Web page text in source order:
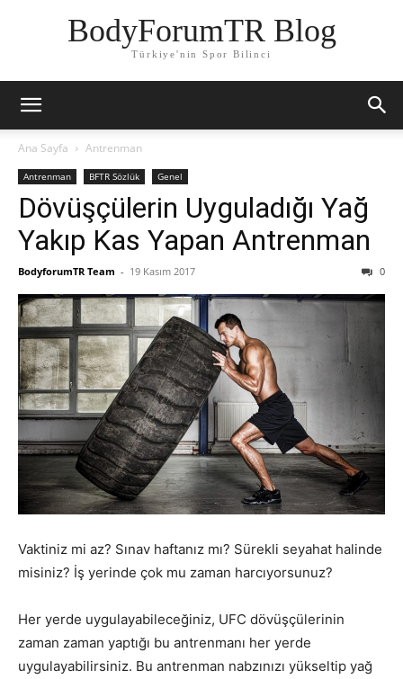
BodyForumTR Blog
Türkiye'nin Spor Bilinci
Ana Sayfa Antrenman
Antrenman BFTR Sözlük Genel
Dövüşçülerin Uyguladığı Yağ
Yakıp Kas Yapan Antrenman
BodyforumTR Team - 19 Kasım 2017 0
Vaktiniz mi az? Sınav haftanız mı? Sürekli seyahat halinde
misiniz? İş yerinde çok mu zaman harcıyorsunuz?
Her yerde uygulayabileceğiniz, UFC dövüşçülerinin
zaman zaman yaptığı bu antrenmanı her yerde
uygulayabilirsiniz. Bu antrenman nabzınızı yükseltip yağ